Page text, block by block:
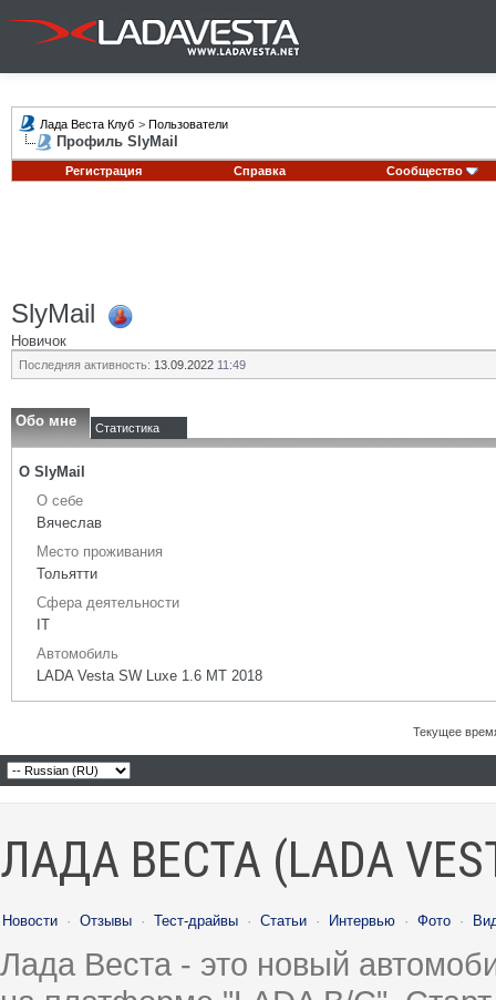
Лада Веста Клуб > Пользователи
Профиль SlyMail
Регистрация Справка Сообщество
SlyMail
Новичок
Последняя активность: 13.09.2022 11:49
Обо мне Статистика
О SlyMail
О себе
Вячеслав
Место проживания
Тольятти
Сфера деятельности
IT
Автомобиль
LADA Vesta SW Luxe 1.6 MT 2018
Текущее
ЛАДА ВЕСТА (LADA
Новости · Отзывы · Тест-драйвы · Статьи · Интервью · Фото ·
Лада Веста - это новый